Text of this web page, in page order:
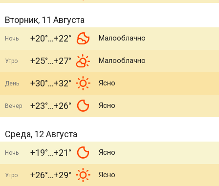
Вторник, 11 Августа
Ночь +20° +22° Малооблачно
Утро +25° +27° Малооблачно
День +30° +32° Ясно
Вечер +23° +26° Ясно
Среда, 12 Августа
Ночь +19° +21° Ясно
Утро +26° +29° Ясно